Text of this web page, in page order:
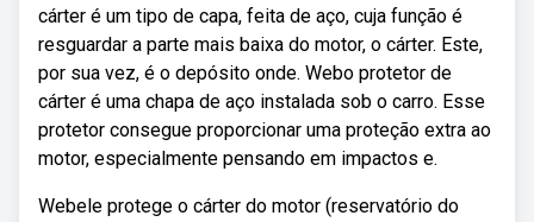
cárter é um tipo de capa, feita de aço, cuja função é
resguardar a parte mais baixa do motor, o cárter. Este,
por sua vez, é o depósito onde. Webo protetor de
cárter é uma chapa de aço instalada sob o carro. Esse
protetor consegue proporcionar uma proteção extra ao
motor, especialmente pensando em impactos e.
Webele protege o cárter do motor (reservatório do